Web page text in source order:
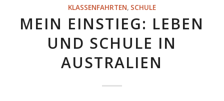
KLASSENFAHRTEN, SCHULE
MEIN EINSTIEG: LEBEN
UND SCHULE IN
AUSTRALIEN